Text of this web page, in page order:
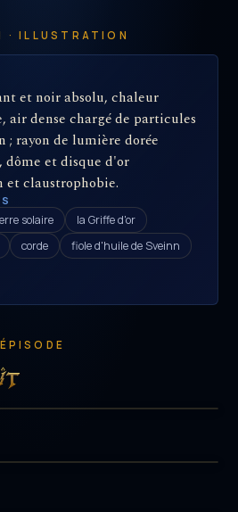
ILLUSTRATION
et noir absolu, chaleur
air dense chargé de particules
; rayon de lumière dorée
et disque d'or
et claustrophobie.
solaire
la Griffe d'or
corde
fiole d'huile de Sveinn